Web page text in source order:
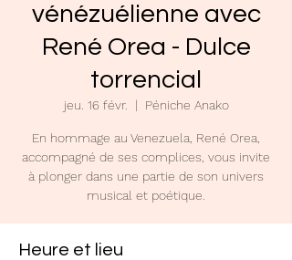
vénézuélienne avec
René Orea - Dulce
torrencial
jeu. 16 févr.
  |
Péniche Anako
En hommage au Venezuela, René Orea,
accompagné de ses complices, vous invite
à plonger dans une partie de son univers
musical et poétique.
Heure et lieu